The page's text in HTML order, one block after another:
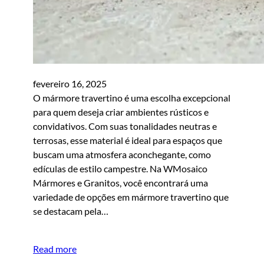
fevereiro 16, 2025
O mármore travertino é uma escolha excepcional
para quem deseja criar ambientes rústicos e
convidativos. Com suas tonalidades neutras e
terrosas, esse material é ideal para espaços que
buscam uma atmosfera aconchegante, como
edículas de estilo campestre. Na WMosaico
Mármores e Granitos, você encontrará uma
variedade de opções em mármore travertino que
se destacam pela…
Read more